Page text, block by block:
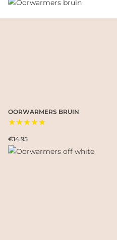
OORWARMERS BRUIN
★★★★★
€14.95